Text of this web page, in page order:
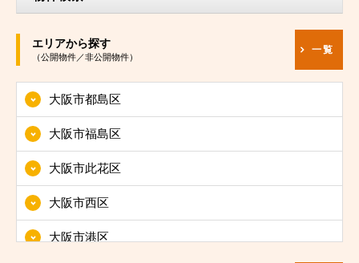
エリアから探す
（公開物件／非公開物件）
一覧
大阪市都島区
大阪市福島区
大阪市此花区
大阪市西区
大阪市港区